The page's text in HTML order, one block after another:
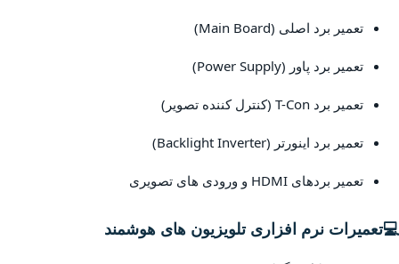
تعمیر برد اصلی (Main Board)
تعمیر برد پاور (Power Supply)
تعمیر برد T-Con (کنترل کننده تصویر)
تعمیر برد اینورتر (Backlight Inverter)
تعمیر بردهای HDMI و ورودی های تصویری
💻تعمیرات نرم افزاری تلویزیون های هوشمند